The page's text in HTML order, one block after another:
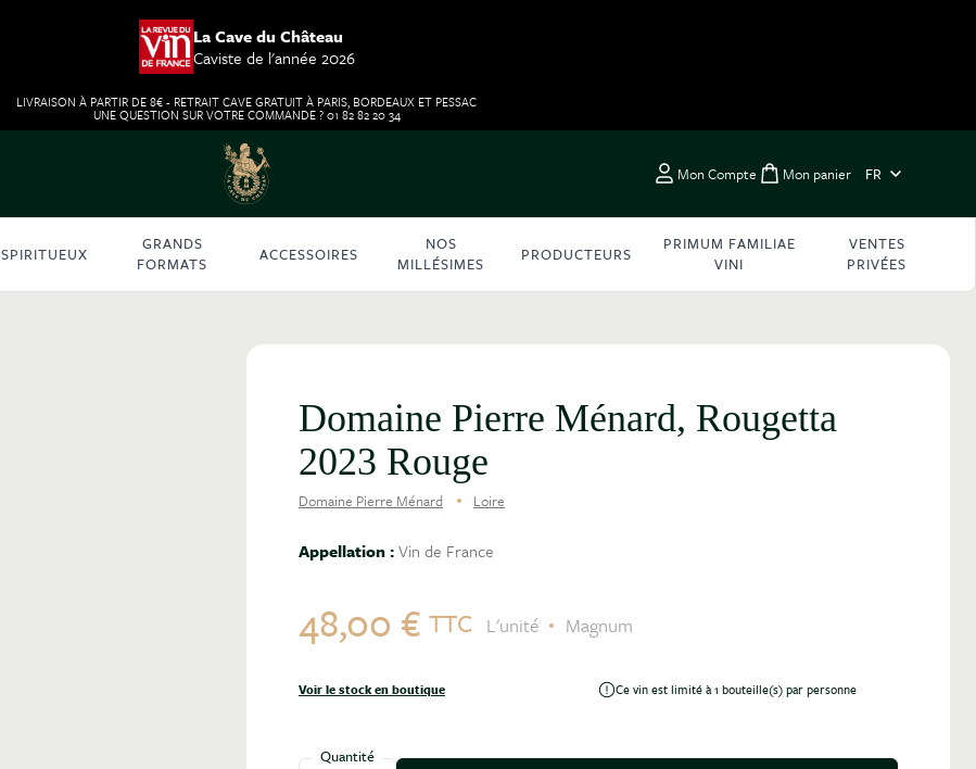
La Cave du Château
Caviste de l'année 2026
LIVRAISON À PARTIR DE 8€ - RETRAIT CAVE GRATUIT À PARIS, BORDEAUX ET PESSAC
UNE QUESTION SUR VOTRE COMMANDE ? 01 82 82 20 34
Mon Compte Toggle minicart,
Mon panier FR
SPIRITUEUX
GRANDS
FORMATS
ACCESSOIRES
NOS
MILLÉSIMES
PRODUCTEURS
PRIMUM FAMILIAE
VINI
VENTES
PRIVÉES
Domaine Pierre Ménard, Rougetta
2023 Rouge
Domaine Pierre Ménard Loire
Appellation :Vin de France
48,00 € TTC L'unité Magnum
Voir le stock en boutique Ce vin est limité à 1 bouteille(s) par personne
Quantité